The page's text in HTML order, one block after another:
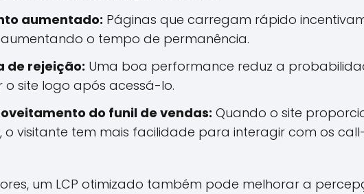
aumentado: Páginas que carregam rápido
aumentando o tempo de permanência.
de rejeição: Uma boa performance reduz a
site logo após acessá-lo.
do funil de vendas: Quando o site
o visitante tem mais facilidade para interagir com os
um LCP otimizado também pode melhorar a